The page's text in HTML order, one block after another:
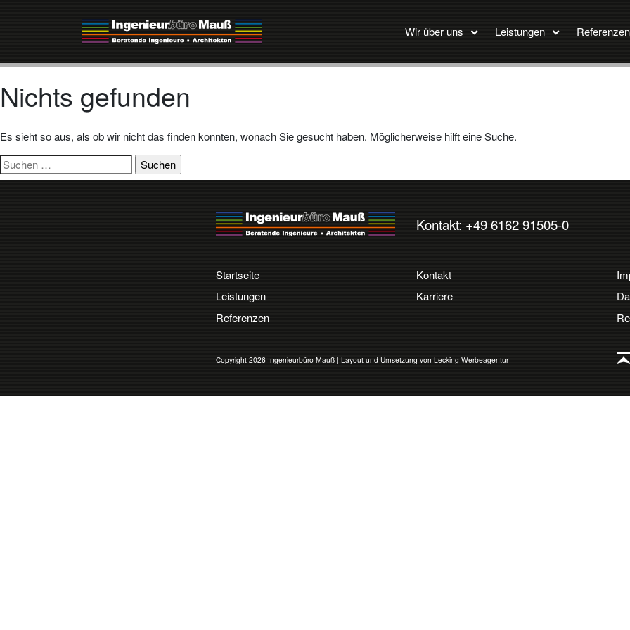
Wir über uns Leistungen Referenzen
Nichts gefunden
Es sieht so aus, als ob wir nicht das finden konnten, wonach Sie gesucht haben. Möglicherweise hilft eine Suche.
Suchen
nach:
Kontakt: +49 6162 91505-0
Startseite
Leistungen
Referenzen
Kontakt
Karriere
Copyright 2026 Ingenieurbüro Mauß | Layout und Umsetzung von Lecking Werbeagentur